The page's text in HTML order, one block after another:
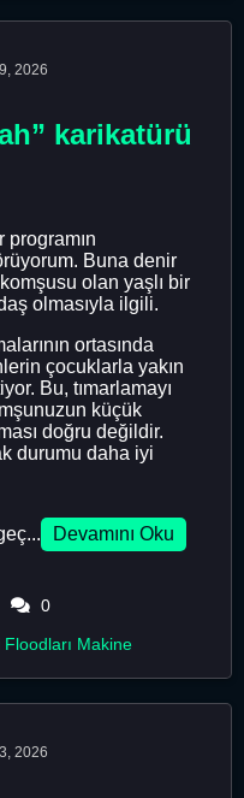
2026
karikatürü
Buna denir
olan yaşlı bir
olmasıyla ilgili.
ortasında
çocuklarla yakın
Bu, tımarlamayı
küçük
doğru değildir.
durumu daha iyi
Devamını Oku
0
Makine
2026